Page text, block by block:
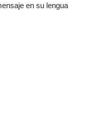
en su lengua